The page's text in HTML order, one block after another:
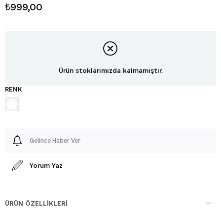
₺999,00
Ürün stoklarımızda kalmamıştır.
RENK
Gelince Haber Ver
Yorum Yaz
ÜRÜN ÖZELLIKLERI